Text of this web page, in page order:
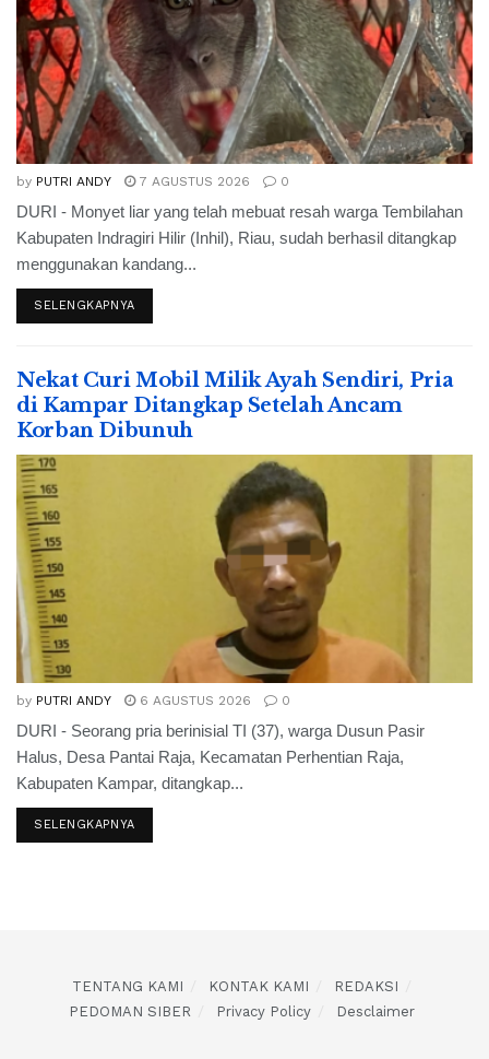
by PUTRI ANDY 7 AGUSTUS 2026 0
DURI - Monyet liar yang telah mebuat resah warga Tembilahan
Kabupaten Indragiri Hilir (Inhil), Riau, sudah berhasil ditangkap
menggunakan kandang...
SELENGKAPNYA
Nekat Curi Mobil Milik Ayah Sendiri, Pria
di Kampar Ditangkap Setelah Ancam
Korban Dibunuh
by PUTRI ANDY 6 AGUSTUS 2026 0
DURI - Seorang pria berinisial TI (37), warga Dusun Pasir
Halus, Desa Pantai Raja, Kecamatan Perhentian Raja,
Kabupaten Kampar, ditangkap...
SELENGKAPNYA
TENTANG KAMI KONTAK KAMI
REDAKSI
PEDOMAN SIBER
Privacy Policy Desclaimer